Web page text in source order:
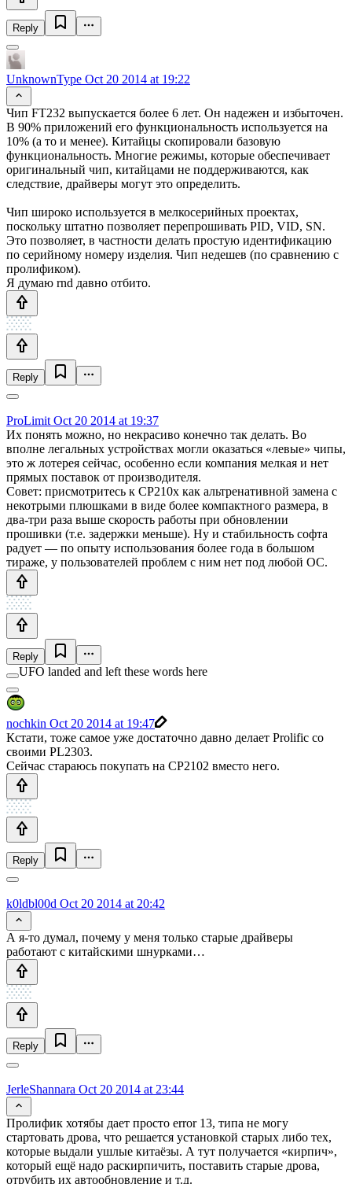
Reply
UnknownType Oct 20 2014 at 19:22
Чип FT232 выпускается более 6 лет. Он надежен и избыточен.
В 90% приложений его функциональность используется на
10% (а то и менее). Китайцы скопировали базовую
функциональность. Многие режимы, которые обеспечивает
оригинальный чип, китайцами не поддерживаются, как
следствие, драйверы могут это определить.
Чип широко используется в мелкосерийных проектах,
поскольку штатно позволяет перепрошивать PID, VID, SN.
Это позволяет, в частности делать простую идентификацию
по серийному номеру изделия. Чип недешев (по сравнению с
пролификом).
Я думаю rnd давно отбито.
Reply
ProLimit Oct 20 2014 at 19:37
Их понять можно, но некрасиво конечно так делать. Во
вполне легальных устройствах могли оказаться «левые» чипы,
это ж лотерея сейчас, особенно если компания мелкая и нет
прямых поставок от производителя.
Совет: присмотритесь к CP210x как альтренативной замена с
некотрыми плюшками в виде более компактного размера, в
два-три раза выше скорость работы при обновлении
прошивки (т.е. задержки меньше). Ну и стабильность софта
радует — по опыту использования более года в большом
тираже, у пользователей проблем с ним нет под любой ОС.
Reply
UFO landed and left these words here
nochkin Oct 20 2014 at 19:47
Кстати, тоже самое уже достаточно давно делает Prolific со
своими PL2303.
Сейчас стараюсь покупать на CP2102 вместо него.
Reply
k0ldbl00d Oct 20 2014 at 20:42
А я-то думал, почему у меня только старые драйверы
работают с китайскими шнурками…
Reply
JerleShannara Oct 20 2014 at 23:44
Пролифик хотябы дает просто error 13, типа не могу
стартовать дрова, что решается установкой старых либо тех,
которые выдали ушлые китаёзы. А тут получается «кирпич»,
который ещё надо раскирпичить, поставить старые дрова,
отрубить их автообновление и т.д.